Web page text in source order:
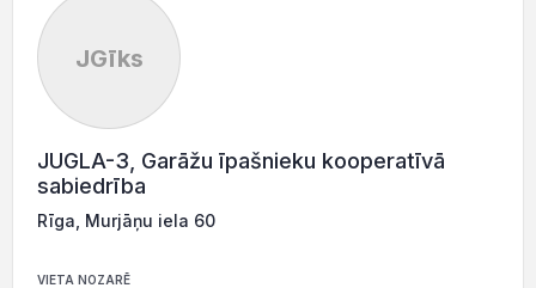
JGīks
JUGLA-3, Garāžu īpašnieku kooperatīvā
sabiedrība
Rīga, Murjāņu iela 60
VIETA NOZARĒ